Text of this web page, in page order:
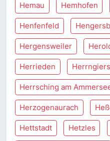
Hemau Hemhofen
Henfenfeld
Hergensweiler
Herrieden
Herrsching am
Herzogenaurach
Hettstadt Hetzles